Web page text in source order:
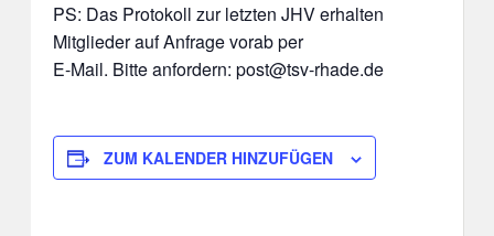
PS: Das Protokoll zur letzten JHV erhalten
Mitglieder auf Anfrage vorab per
E-Mail. Bitte anfordern: post@tsv-rhade.de
ZUM KALENDER HINZUFÜGEN